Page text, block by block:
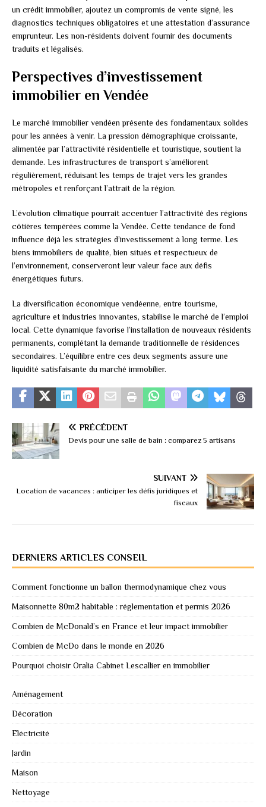
un crédit immobilier, ajoutez un compromis de vente signé, les
diagnostics techniques obligatoires et une attestation d’assurance
emprunteur. Les non-résidents doivent fournir des documents
traduits et légalisés.
Perspectives d’investissement
immobilier en Vendée
Le marché immobilier vendéen présente des fondamentaux solides
pour les années à venir. La pression démographique croissante,
alimentée par l’attractivité résidentielle et touristique, soutient la
demande. Les infrastructures de transport s’améliorent
régulièrement, réduisant les temps de trajet vers les grandes
métropoles et renforçant l’attrait de la région.
L’évolution climatique pourrait accentuer l’attractivité des régions
côtières tempérées comme la Vendée. Cette tendance de fond
influence déjà les stratégies d’investissement à long terme. Les
biens immobiliers de qualité, bien situés et respectueux de
l’environnement, conserveront leur valeur face aux défis
énergétiques futurs.
La diversification économique vendéenne, entre tourisme,
agriculture et industries innovantes, stabilise le marché de l’emploi
local. Cette dynamique favorise l’installation de nouveaux résidents
permanents, complétant la demande traditionnelle de résidences
secondaires. L’équilibre entre ces deux segments assure une
liquidité satisfaisante du marché immobilier.
PRÉCÉDENT
Devis pour une salle de bain : comparez 5 artisans
SUIVANT
Location de vacances : anticiper les défis juridiques et
fiscaux
DERNIERS ARTICLES CONSEIL
Comment fonctionne un ballon thermodynamique chez vous
Maisonnette 80m2 habitable : réglementation et permis 2026
Combien de McDonald’s en France et leur impact immobilier
Combien de McDo dans le monde en 2026
Pourquoi choisir Oralia Cabinet Lescallier en immobilier
Aménagement
Décoration
Eléctricité
Jardin
Maison
Nettoyage